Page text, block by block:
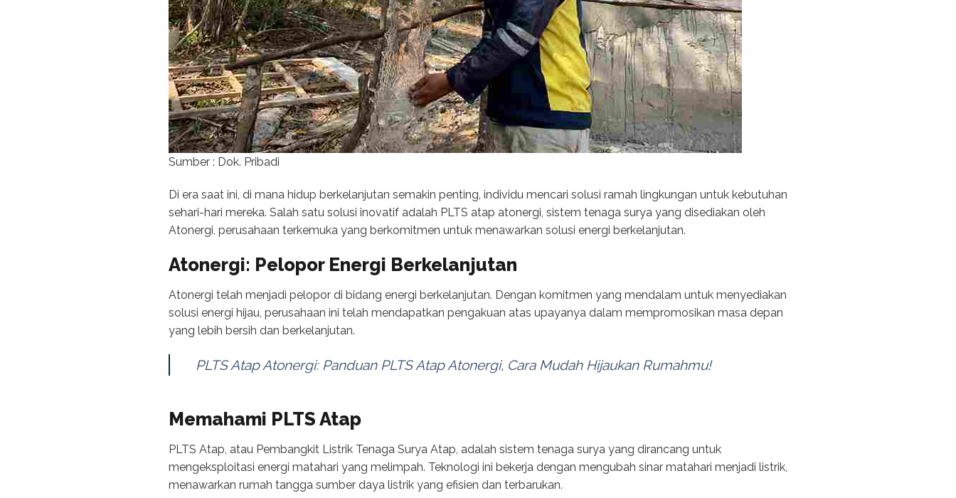
Sumber : Dok. Pribadi
Di era saat ini, di mana hidup berkelanjutan semakin penting, individu mencari solusi ramah lingkungan untuk kebutuhan
sehari-hari mereka. Salah satu solusi inovatif adalah PLTS atap atonergi, sistem tenaga surya yang disediakan oleh
Atonergi, perusahaan terkemuka yang berkomitmen untuk menawarkan solusi energi berkelanjutan.
Atonergi: Pelopor Energi Berkelanjutan
Atonergi telah menjadi pelopor di bidang energi berkelanjutan. Dengan komitmen yang mendalam untuk menyediakan
solusi energi hijau, perusahaan ini telah mendapatkan pengakuan atas upayanya dalam mempromosikan masa depan
yang lebih bersih dan berkelanjutan.
PLTS Atap Atonergi: Panduan PLTS Atap Atonergi, Cara Mudah Hijaukan Rumahmu!
Memahami PLTS Atap
PLTS Atap, atau Pembangkit Listrik Tenaga Surya Atap, adalah sistem tenaga surya yang dirancang untuk
mengeksploitasi energi matahari yang melimpah. Teknologi ini bekerja dengan mengubah sinar matahari menjadi listrik,
menawarkan rumah tangga sumber daya listrik yang efisien dan terbarukan.